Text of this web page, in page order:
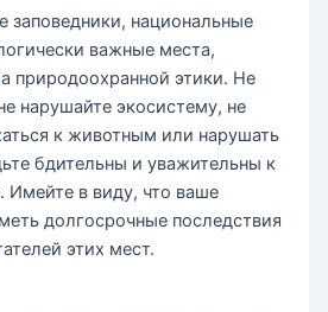
национальные
важные места,
природоохранной этики. Не
нарушайте экосистему, не
к животным или нарушать
бдительны и уважительны к
в виду, что ваше
долгосрочные последствия
этих мест.